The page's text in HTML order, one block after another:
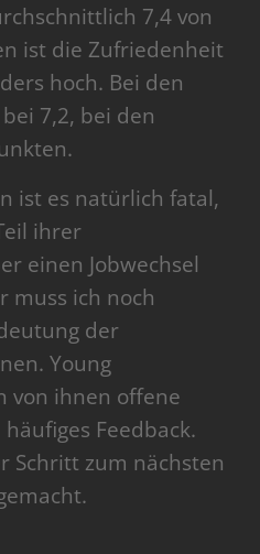
7,4 von
ist die Zufriedenheit
hoch. Bei den
7,2, bei den
ist es natürlich fatal,
ihrer
einen Jobwechsel
muss ich noch
der
Young
von ihnen offene
Feedback.
Schritt zum nächsten